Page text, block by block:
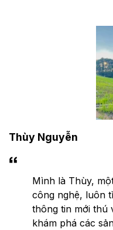
Thùy Nguyễn
Mình là Thùy,
công nghệ, luôn
thông tin mới thú
khám phá các